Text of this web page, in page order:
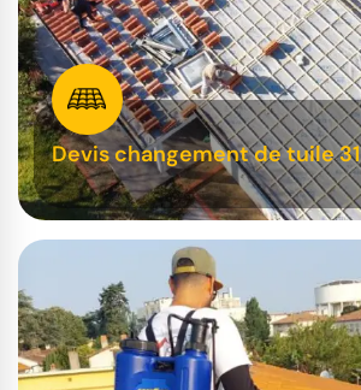
Devis changement de tuile 31